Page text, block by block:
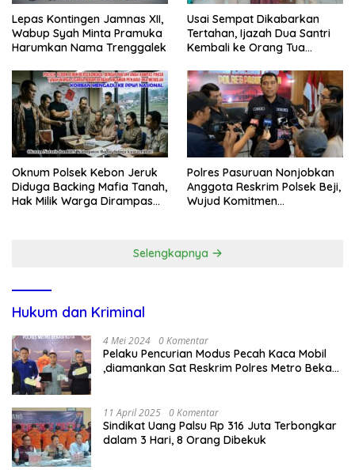
Lepas Kontingen Jamnas XII,
Wabup Syah Minta Pramuka
Harumkan Nama Trenggalek
Usai Sempat Dikabarkan
Tertahan, Ijazah Dua Santri
Kembali ke Orang Tua
Oknum Polsek Kebon Jeruk
Diduga Backing Mafia Tanah,
Hak Milik Warga Dirampas
Polres Pasuruan Nonjobkan
Anggota Reskrim Polsek Beji,
Wujud Komitmen
Selengkapnya
Hukum dan Kriminal
4 Mei 2024 0 Komentar
Pelaku Pencurian Modus Pecah Kaca Mobil
,diamankan Sat Reskrim Polres Metro Bekasi
11 April 2025 0 Komentar
Sindikat Uang Palsu Rp 316 Juta Terbongkar
dalam 3 Hari, 8 Orang Dibekuk